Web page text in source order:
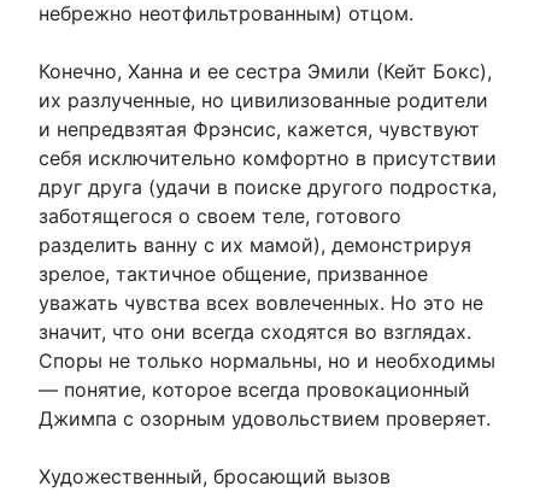
небрежно неотфильтрованным) отцом.
Конечно, Ханна и ее сестра Эмили (Кейт Бокс),
их разлученные, но цивилизованные родители
и непредвзятая Фрэнсис, кажется, чувствуют
себя исключительно комфортно в присутствии
друг друга (удачи в поиске другого подростка,
заботящегося о своем теле, готового
разделить ванну с их мамой), демонстрируя
зрелое, тактичное общение, призванное
уважать чувства всех вовлеченных. Но это не
значит, что они всегда сходятся во взглядах.
Споры не только нормальны, но и необходимы
— понятие, которое всегда провокационный
Джимпа с озорным удовольствием проверяет.
Художественный, бросающий вызов